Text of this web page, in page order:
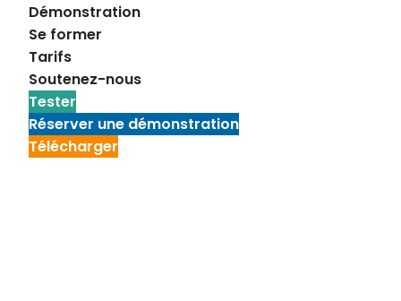
Démonstration
Se former
Tarifs
Soutenez-nous
Tester
Réserver une démonstration
Télécharger